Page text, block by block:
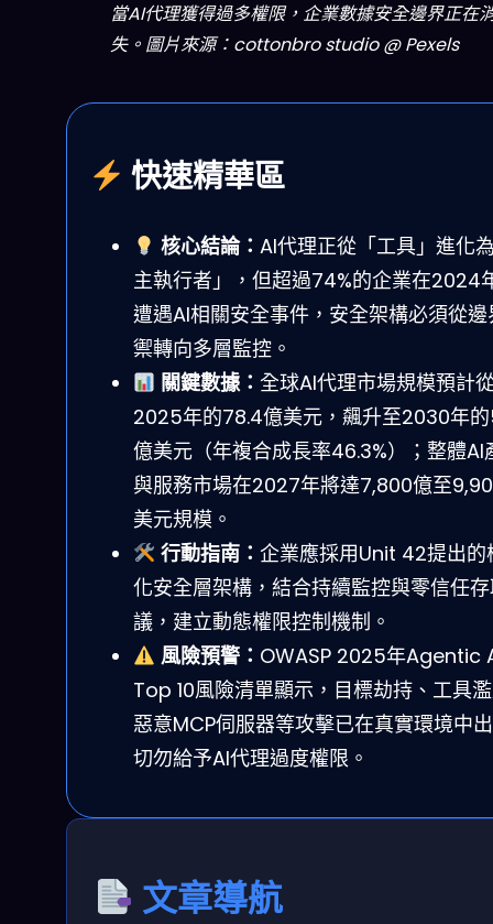
當AI代理獲得過多權限，企業數據安全邊界正在
失。圖片來源：cottonbro studio @ Pexels
快速精華區
核心結論： AI代理正從「工具」進化
主執行者」，但超過74%的企業在2024
遭遇AI相關安全事件，安全架構必須從邊
禦轉向多層監控。
關鍵數據： 全球AI代理市場規模預計
2025年的78.4億美元，飆升至2030年
億美元（年複合成長率46.3%）；整體AI
與服務市場在2027年將達7,800億至
美元規模。
行動指南： 企業應採用Unit 42提出的
化安全層架構，結合持續監控與零信任
議，建立動態權限控制機制。
風險預警： OWASP 2025年Agentic
Top 10風險清單顯示，目標劫持、工具
惡意MCP伺服器等攻擊已在真實環境中
切勿給予AI代理過度權限。
文章導航